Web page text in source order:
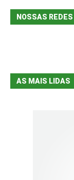
NOSSAS REDES
AS MAIS LIDAS